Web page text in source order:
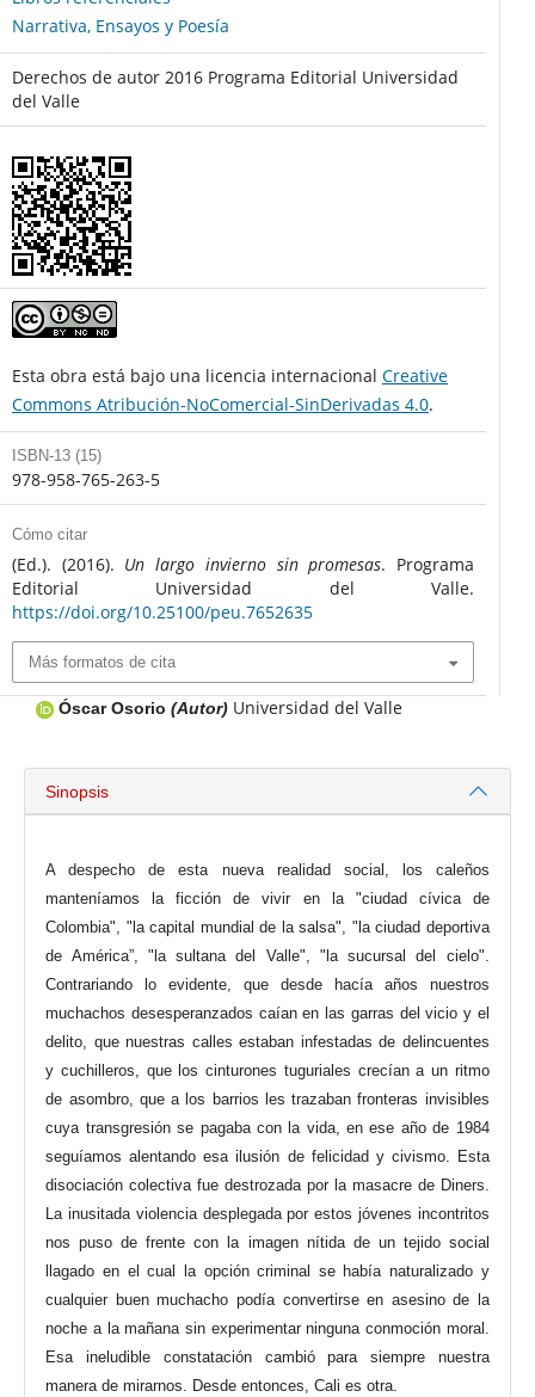
Narrativa, Ensayos y Poesía
Derechos de autor 2016 Programa Editorial Universidad
del Valle
Esta obra está bajo una licencia internacional Creative
Commons Atribución-NoComercial-SinDerivadas 4.0.
ISBN-13 (15)
978-958-765-263-5
Cómo citar
(Ed.). (2016). Un largo invierno sin promesas. Programa
Editorial Universidad del Valle.
https://doi.org/10.25100/peu.7652635
Más formatos de cita
Óscar Osorio (Autor) Universidad del Valle
Sinopsis
A despecho de esta nueva realidad social, los caleños
manteníamos la ficción de vivir en la "ciudad cívica de
Colombia", "la capital mundial de la salsa", "la ciudad deportiva
de América”, "la sultana del Valle", "la sucursal del cielo".
Contrariando lo evidente, que desde hacía años nuestros
muchachos desesperanzados caían en las garras del vicio y el
delito, que nuestras calles estaban infestadas de delincuentes
y cuchilleros, que los cinturones tuguriales crecían a un ritmo
de asombro, que a los barrios les trazaban fronteras invisibles
cuya transgresión se pagaba con la vida, en ese año de 1984
seguíamos alentando esa ilusión de felicidad y civismo. Esta
disociación colectiva fue destrozada por la masacre de Diners.
La inusitada violencia desplegada por estos jóvenes incontritos
nos puso de frente con la imagen nítida de un tejido social
llagado en el cual la opción criminal se había naturalizado y
cualquier buen muchacho podía convertirse en asesino de la
noche a la mañana sin experimentar ninguna conmoción moral.
Esa ineludible constatación cambió para siempre nuestra
manera de mirarnos. Desde entonces, Cali es otra.